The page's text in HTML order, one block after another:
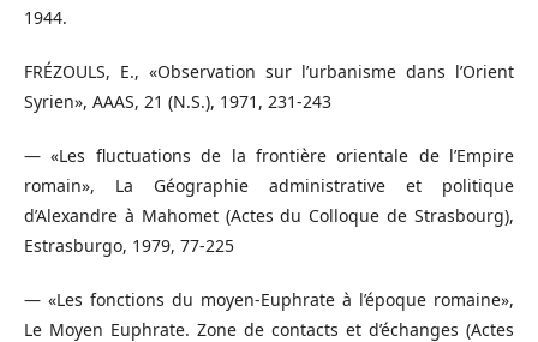
1944.
FRÉZOULS, E., «Observation sur l’urbanisme dans l’Orient
Syrien», AAAS, 21 (N.S.), 1971, 231-243
— «Les ﬂuctuations de la frontière orientale de l’Empire
romain», La Géographie administrative et politique
d’Alexandre à Mahomet (Actes du Colloque de Strasbourg),
Estrasburgo, 1979, 77-225
— «Les fonctions du moyen-Euphrate à l’époque romaine»,
Le Moyen Euphrate. Zone de contacts et d’échanges (Actes